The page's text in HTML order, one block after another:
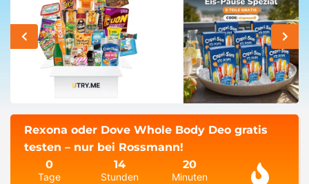
Rexona oder Dove Whole Body Deo gratis
testen – nur bei Rossmann!
0
Tage
14
Stunden
20
Minuten